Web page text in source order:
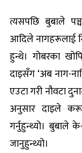
त्यसपछि बुबाले
आदिले नागहरूलाई
हुन्थे। गोबरका
दाइसँग ‘अब नाग-
एउटा गरी नौवटा
अनुसार दाइले
गर्नुहुन्थ्यो। बुबाले
जानुहुन्थ्यो।